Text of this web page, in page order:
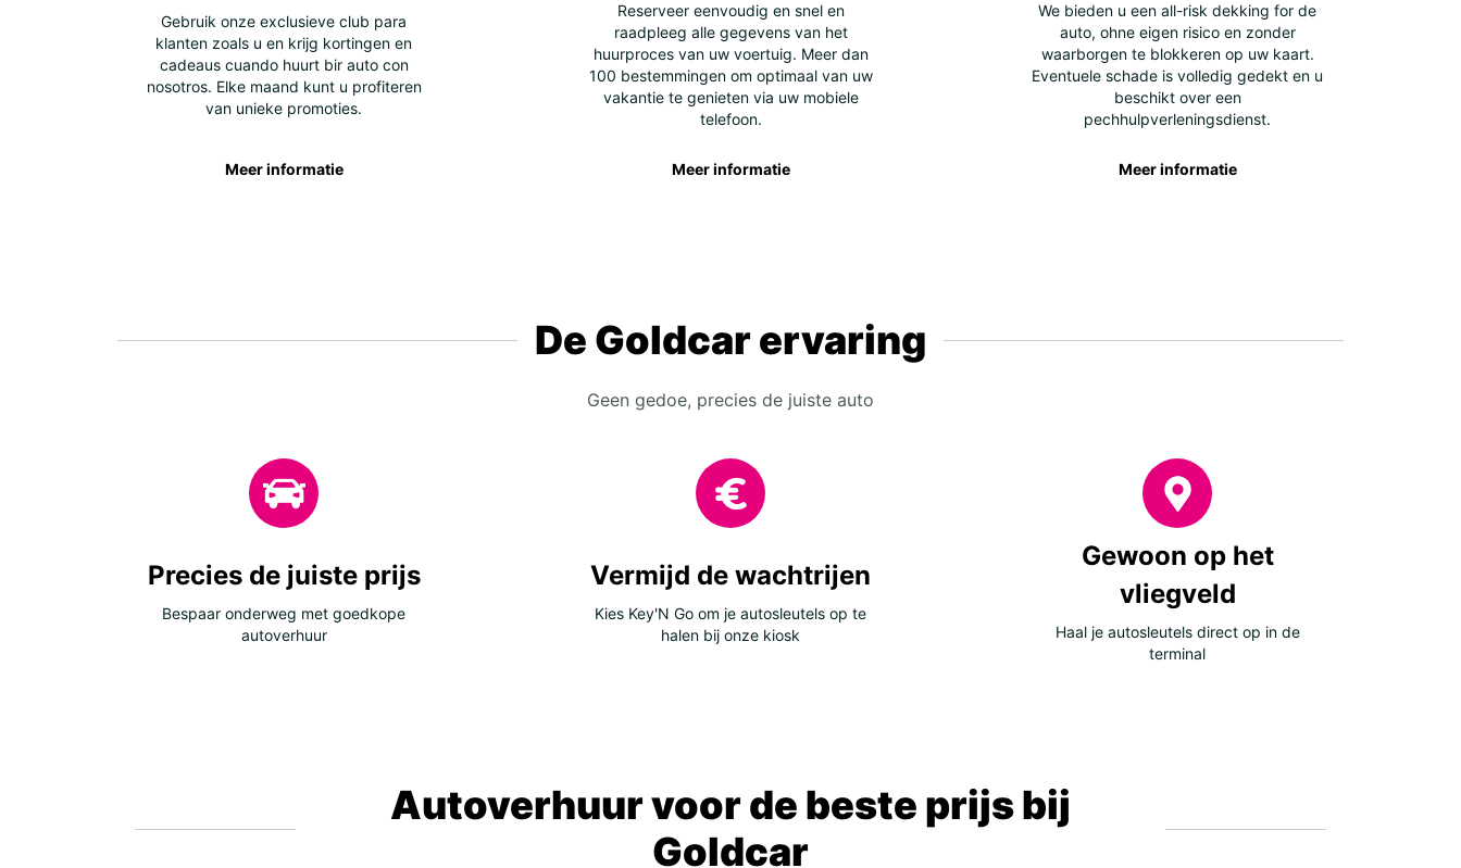
Gebruik onze exclusieve club para
klanten zoals u en krijg kortingen en
cadeaus cuando huurt bir auto con
nosotros. Elke maand kunt u profiteren
van unieke promoties.
Meer informatie
Reserveer eenvoudig en snel en
raadpleeg alle gegevens van het
huurproces van uw voertuig. Meer dan
100 bestemmingen om optimaal van uw
vakantie te genieten via uw mobiele
telefoon.
Meer informatie
We bieden u een all-risk dekking for de
auto, ohne eigen risico en zonder
waarborgen te blokkeren op uw kaart.
Eventuele schade is volledig gedekt en u
beschikt over een
pechhulpverleningsdienst.
Meer informatie
De Goldcar ervaring
Geen gedoe, precies de juiste auto
Precies de juiste prijs
Bespaar onderweg met goedkope
autoverhuur
Vermijd de wachtrijen
Kies Key'N Go om je autosleutels op te
halen bij onze kiosk
Gewoon op het
vliegveld
Haal je autosleutels direct op in de
terminal
Autoverhuur voor de beste prijs bij
Goldcar